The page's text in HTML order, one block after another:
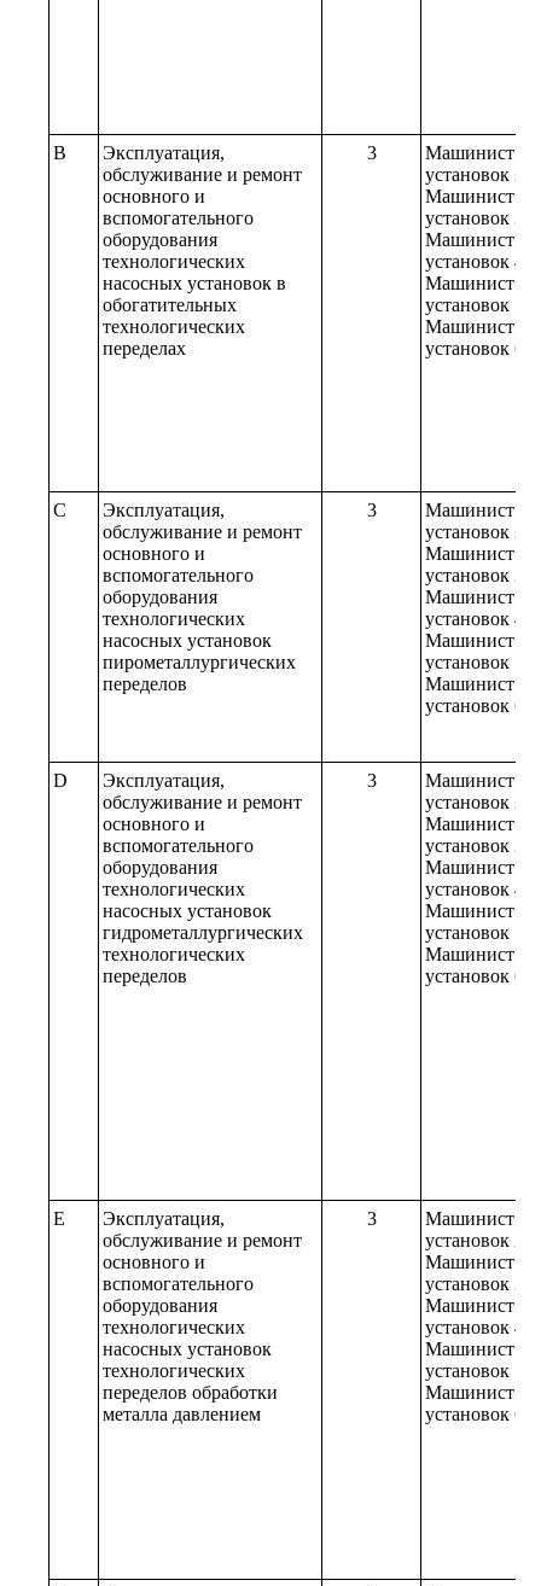
B
Эксплуатация,
обслуживание и ремонт
основного и
вспомогательного
оборудования
технологических
насосных установок в
обогатительных
технологических
переделах
3
Машинист
установок 2-
Машинист
установок 3-
Машинист
установок 4-
Машинист
установок 5-
Машинист
установок 6-
C
Эксплуатация,
обслуживание и ремонт
основного и
вспомогательного
оборудования
технологических
насосных установок
пирометаллургических
переделов
3
Машинист
установок 2-
Машинист
установок 3-
Машинист
установок 4-
Машинист
установок 5-
Машинист
установок 6-
D
Эксплуатация,
обслуживание и ремонт
основного и
вспомогательного
оборудования
технологических
насосных установок
гидрометаллургических
технологических
переделов
3
Машинист
установок 2-
Машинист
установок 3-
Машинист
установок 4-
Машинист
установок 5-
Машинист
установок 6-
E
Эксплуатация,
обслуживание и ремонт
основного и
вспомогательного
оборудования
технологических
насосных установок
технологических
переделов обработки
металла давлением
3
Машинист
установок 2-
Машинист
установок 3-
Машинист
установок 4-
Машинист
установок 5-
Машинист
установок 6-